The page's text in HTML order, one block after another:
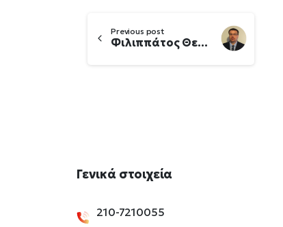
Continue
Reading
Previous post
Φιλιππάτος Θεοδόσιος
Γενικά στοιχεία
210-7210055